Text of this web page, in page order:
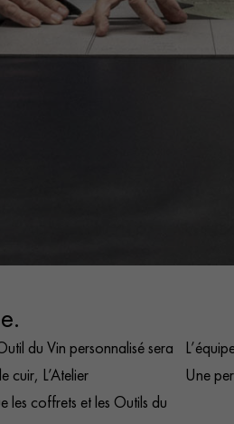
du Vin personnalisé sera
cuir, L’Atelier
les coffrets et les Outils du
Une